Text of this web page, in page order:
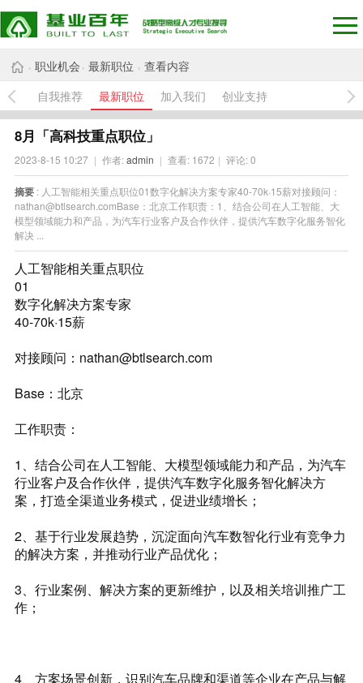
› 职业机会 › 最新职位 › 查看内容
自我推荐
最新职位 加入我们 创业支持
8月「高科技重点职位」
2023-8-15 10:27 | 作者:admin | 查看: 1672 | 评论: 0
摘要: 人工智能相关重点职位01数字化解决方案专家40-70k·15薪对接顾问：
nathan@btlsearch.comBase：北京工作职责：1、结合公司在人工智能、大
模型领域能力和产品，为汽车行业客户及合作伙伴，提供汽车数字化服务智化
解决 ...
人工智能相关重点职位
01
数字化解决方案专家
40-70k·15薪
对接顾问：nathan@btlsearch.com
Base：北京
工作职责：
1、结合公司在人工智能、大模型领域能力和产品，为汽车
行业客户及合作伙伴，提供汽车数字化服务智化解决方
案，打造全渠道业务模式，促进业绩增长；
2、基于行业发展趋势，沉淀面向汽车数智化行业有竞争力
的解决方案，并推动行业产品优化；
3、行业案例、解决方案的更新维护，以及相关培训推广工
作；
4、方案场景创新，识别汽车品牌和渠道等企业在产品与解